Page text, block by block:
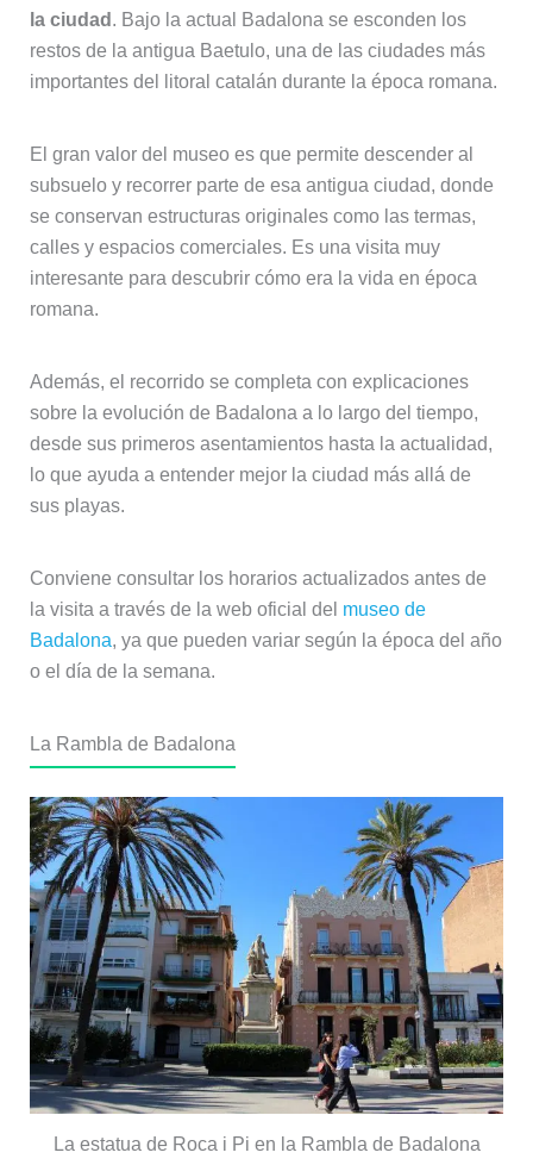
la ciudad . Bajo la actual Badalona se esconden los
restos de la antigua Baetulo, una de las ciudades más
importantes del litoral catalán durante la época romana.
El gran valor del museo es que permite descender al
subsuelo y recorrer parte de esa antigua ciudad, donde
se conservan estructuras originales como las termas,
calles y espacios comerciales. Es una visita muy
interesante para descubrir cómo era la vida en época
romana.
Además, el recorrido se completa con explicaciones
sobre la evolución de Badalona a lo largo del tiempo,
desde sus primeros asentamientos hasta la actualidad,
lo que ayuda a entender mejor la ciudad más allá de
sus playas.
Conviene consultar los horarios actualizados antes de
la visita a través de la web oficial del museo de
Badalona, ya que pueden variar según la época del año
o el día de la semana.
La Rambla de Badalona
La estatua de Roca i Pi en la Rambla de Badalona